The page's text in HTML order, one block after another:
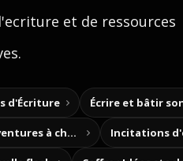
et de ressources
d'Écriture Écrire et bâtir
Créez vos propres aventures à choix Incitations